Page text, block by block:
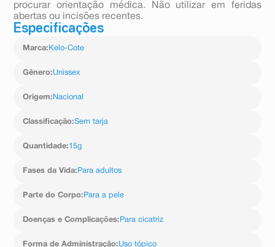
procurar orientação médica. Não utilizar em feridas
abertas ou incisões recentes.
Especificações
Marca: Kelo-Cote
Gênero:Unissex
Origem: Nacional
Classificação:Sem tarja
Quantidade:15g
Fases da Vida: Para adultos
Parte do Corpo: Para a pele
Doenças e Complicações: Para cicatriz
Forma de Administração:Uso tópico